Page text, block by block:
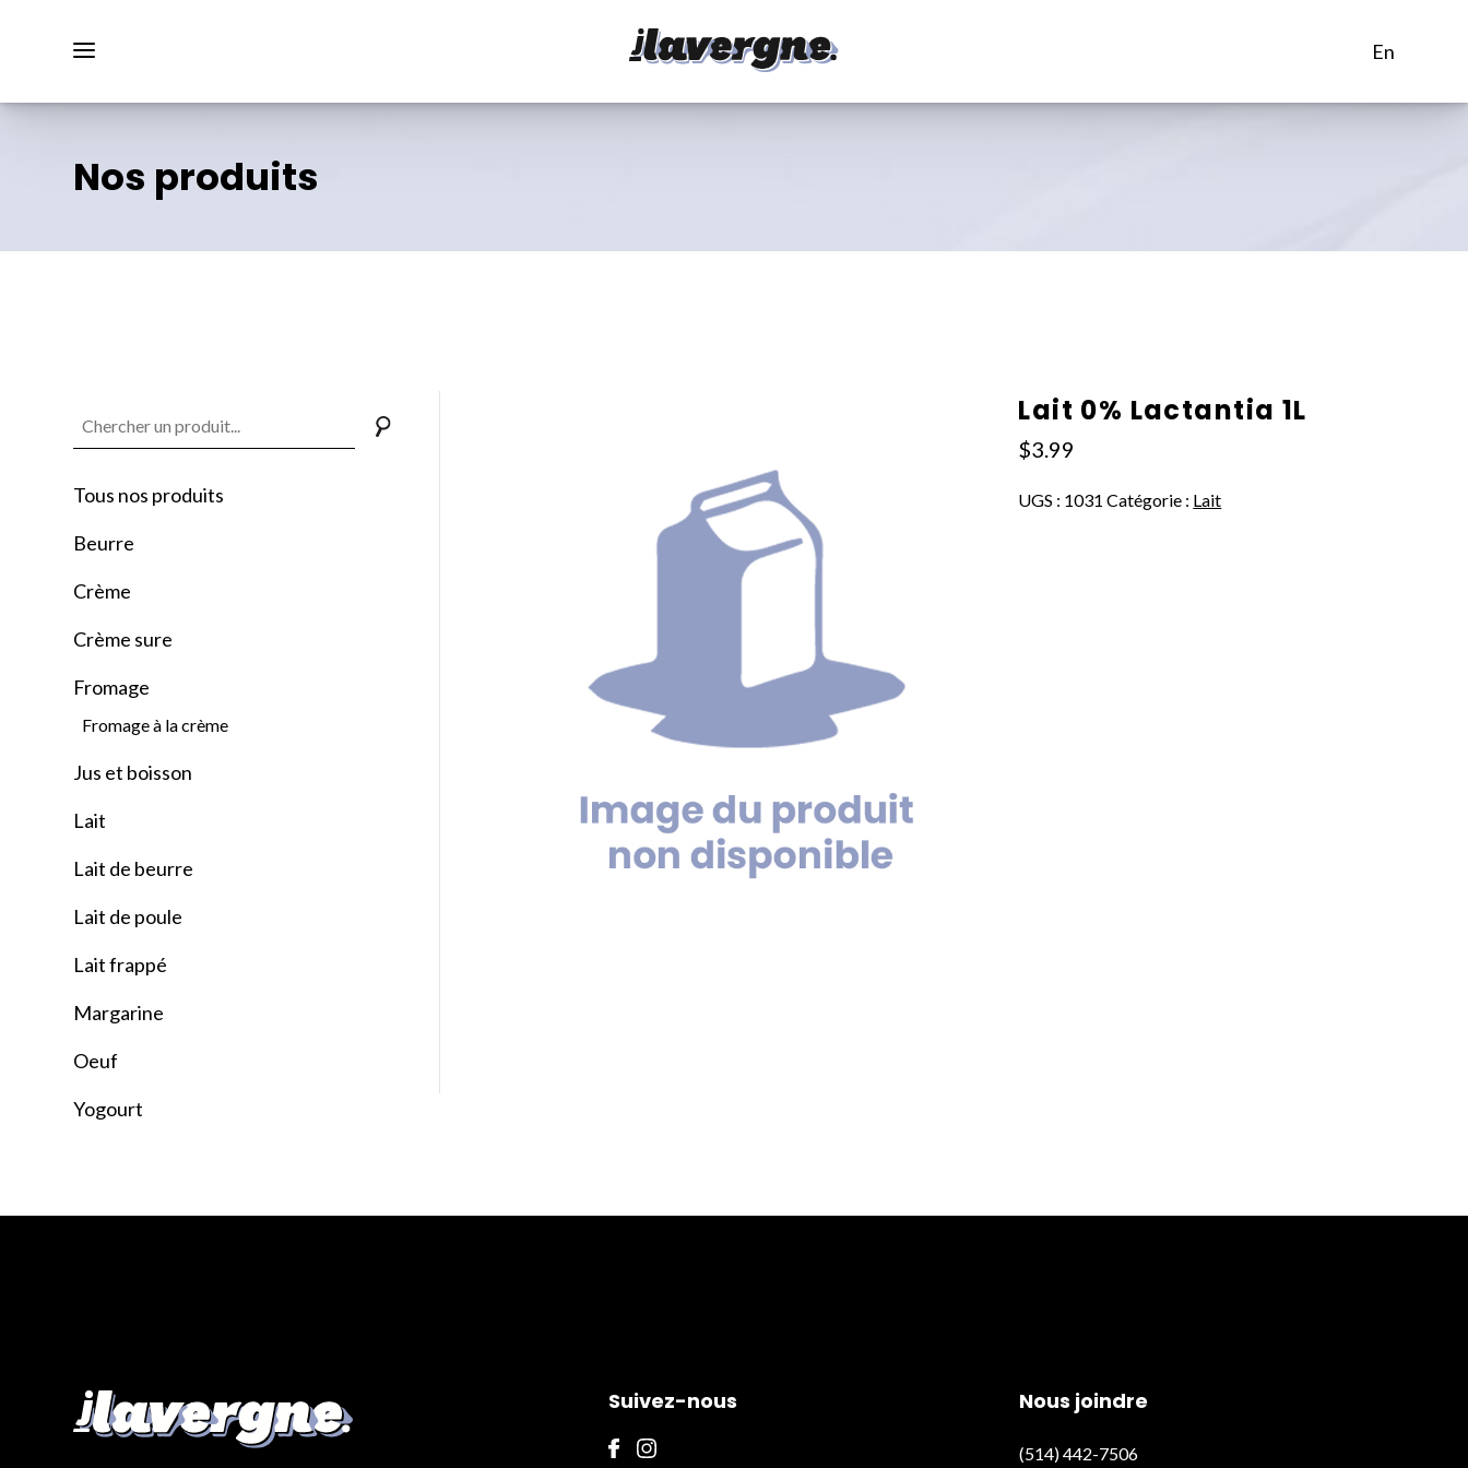
en
Nos produits
Tous nos produits
Beurre
Crème
Crème sure
Fromage
Fromage à la crème
Jus et boisson
Lait
Lait de beurre
Lait de poule
Lait frappé
Margarine
Oeuf
Yogourt
Lait 0% Lactantia 1L
$3.99
UGS : 1031 Catégorie : Lait
Suivez-nous Nous joindre
(514) 442-7506